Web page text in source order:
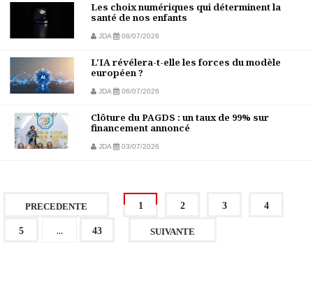
Les choix numériques qui déterminent la
santé de nos enfants
JDA 08/07/2026
L'IA révélera-t-elle les forces du modèle
européen ?
JDA 06/07/2026
Clôture du PAGDS : un taux de 99% sur
financement annoncé
JDA 03/07/2026
PRECEDENTE 1 2 3 4
5 ... 43 SUIVANTE